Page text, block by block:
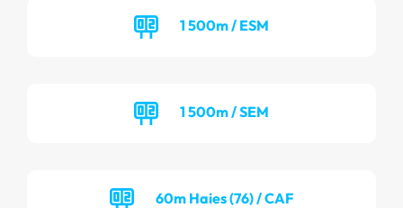
1 500m / ESM
1 500m / SEM
60m Haies (76) / CAF